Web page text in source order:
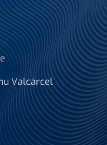
Valcárcel